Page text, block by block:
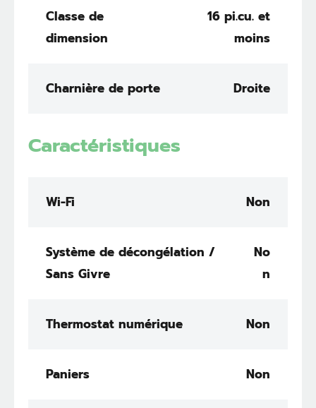
Classe de
dimension
16 pi.cu. et
moins
Charnière de porte Droite
Caractéristiques
Wi-Fi Non
Système de décongélation /
Sans Givre
No
n
Thermostat numérique Non
Paniers Non